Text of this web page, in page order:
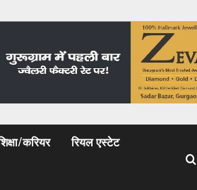
करियर रियल एस्टेट